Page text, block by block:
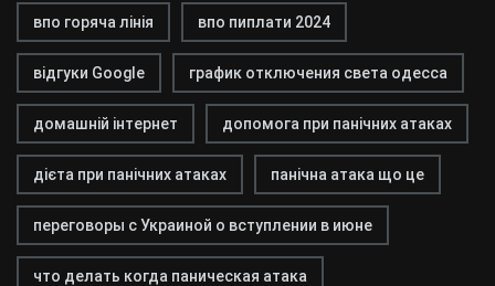
впо горяча лінія впо пиплати 2024
відгуки Google график отключения света одесса
домашній інтернет допомога при панічних атаках
дієта при панічних атаках панічна атака що це
переговоры с Украиной о вступлении в июне
что делать когда паническая атака